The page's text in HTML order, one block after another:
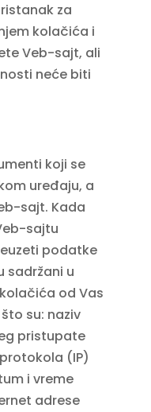
za
kolačića i
Veb-sajt, ali
neće biti
koji se
uređaju, a
sajt. Kada
sajtu
podatke
sadržani u
od Vas
su: naziv
pristupate
(IP)
i vreme
adrese